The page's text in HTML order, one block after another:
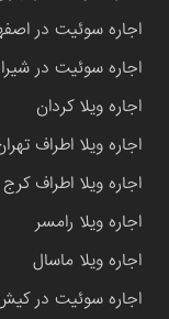
اجاره سوئیت در
اجاره سوئیت در
اجاره ویلا کردان
اجاره ویلا اطراف
اجاره ویلا اطراف کرج
اجاره ویلا رامسر
اجاره ویلا ماسال
اجاره سوئیت در